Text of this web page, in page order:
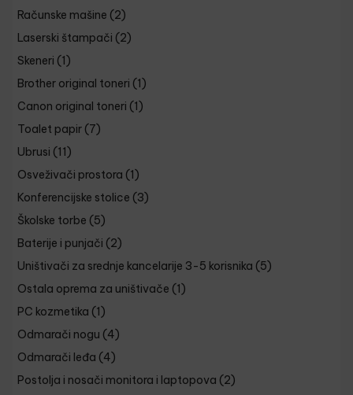
Računske mašine (2)
Laserski štampači (2)
Skeneri (1)
Brother original toneri (1)
Canon original toneri (1)
Toalet papir (7)
Ubrusi (11)
Osveživači prostora (1)
Konferencijske stolice (3)
Školske torbe (5)
Baterije i punjači (2)
Uništivači za srednje kancelarije 3-5 korisnika (5)
Ostala oprema za uništivače (1)
PC kozmetika (1)
Odmarači nogu (4)
Odmarači leđa (4)
Postolja i nosači monitora i laptopova (2)